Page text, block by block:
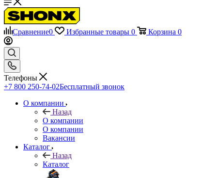
Сравнение0 Избранные товары 0 Корзина 0
Телефоны
+7 800 250-74-02Бесплатный звонок
О компании
Назад
О компании
О компании
Вакансии
Каталог
Назад
Каталог